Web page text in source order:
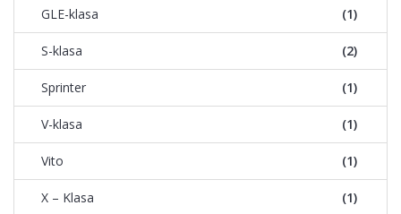
GLE-klasa (1)
S-klasa (2)
Sprinter (1)
V-klasa (1)
Vito (1)
X – Klasa (1)